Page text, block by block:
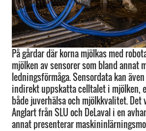
På gårdar där korna mjölkas med
mjölken av sensorer som bland annat
ledningsförmåga. Sensordata kan
indirekt uppskatta celltalet i mjölken,
både juverhälsa och mjölkkvalitet. Det
Anglart från SLU och DeLaval i en
annat presenterar